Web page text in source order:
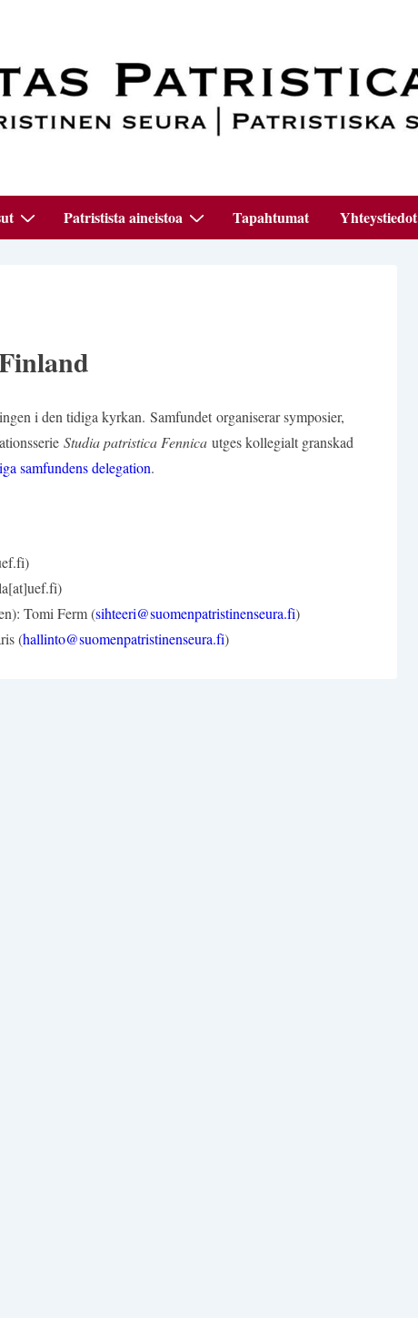
Patristista aineistoa Tapahtumat Yhteystiedot
i den tidiga kyrkan. Samfundet organiserar symposier,
Studia patristica Fennica utges kollegialt granskad
samfundens delegation.
Tomi Ferm (sihteeri@suomenpatristinenseura.fi)
(hallinto@suomenpatristinenseura.fi)